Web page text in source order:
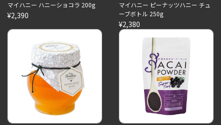
マイハニー ハニーショコラ 200g
¥2,390
マイハニー ピーナッツハニー チュ
ーブボトル 250g
¥2,380